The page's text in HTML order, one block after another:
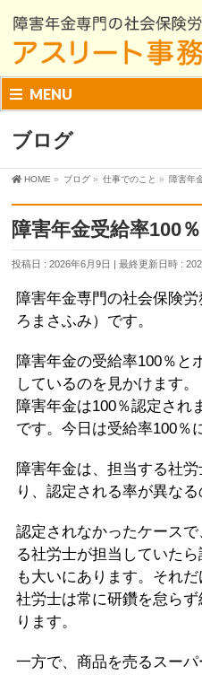
MENU
ブログ
HOME » ブログ » 仕事でのこと » 障害年
障害年金受給率100％
投稿日 : 2026年6月9日 最終更新日時 :
障害年金専門の社会保険
ろまさふみ）です。
障害年金の受給率100％と
しているのを見かけます
障害年金は100％認定され
です。今日は受給率100％
障害年金は、担当する社
り、認定される率が異な
認定されなかったケース
る社労士が担当していた
も大いにあります。それ
社労士は常に研鑽を怠ら
ります。
一方で、商品を売るスー